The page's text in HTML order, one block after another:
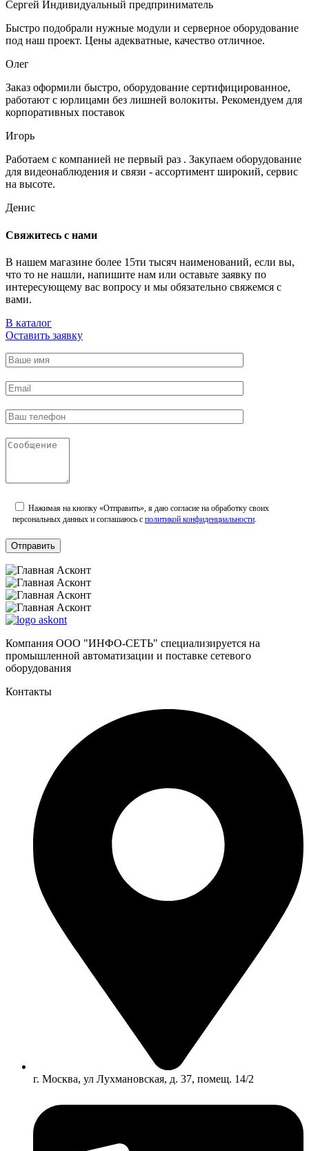
Сергей Индивидуальный предприниматель
Быстро подобрали нужные модули и серверное оборудование
под наш проект. Цены адекватные, качество отличное.
Олег
Заказ оформили быстро, оборудование сертифицированное,
работают с юрлицами без лишней волокиты. Рекомендуем для
корпоративных поставок
Игорь
Работаем с компанией не первый раз . Закупаем оборудование
для видеонаблюдения и связи - ассортимент широкий, сервис
на высоте.
Денис
Свяжитесь с нами
В нашем магазине более 15ти тысяч наименований, если вы,
что то не нашли, напишите нам или оставьте заявку по
интересующему вас вопросу и мы обязательно свяжемся с
вами.
В каталог
Оставить заявку
Нажимая на кнопку «Отправить», я даю согласие на обработку своих
персональных данных и соглашаюсь с политикой конфиденциальности.
Компания ООО "ИНФО-СЕТЬ" специализируется на
промышленной автоматизации и поставке сетевого
оборудования
Контакты
г. Москва, ул Лухмановская, д. 37, помещ. 14/2